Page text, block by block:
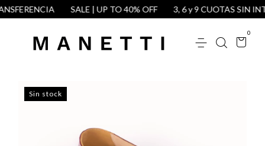
SALE | UP TO 40% OFF 3, 6 y 9 CUOTAS SIN
0
Sin stock